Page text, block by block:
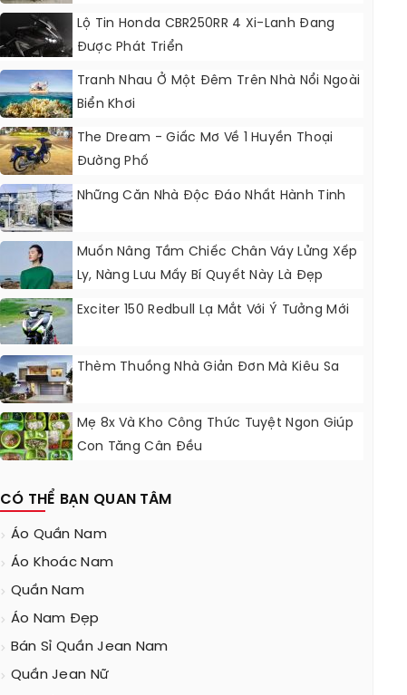
Lộ Tin Honda CBR250RR 4 Xi-Lanh Đang
Được Phát Triển
Tranh Nhau Ở Một Đêm Trên Nhà Nổi Ngoài
Biển Khơi
The Dream - Giấc Mơ Về 1 Huyền Thoại
Đường Phố
Những Căn Nhà Độc Đáo Nhất Hành Tinh
Muốn Nâng Tầm Chiếc Chân Váy Lửng Xếp
Ly, Nàng Lưu Mấy Bí Quyết Này Là Đẹp
Chẳng Kém Fashionista
Exciter 150 Redbull Lạ Mắt Với Ý Tưởng Mới
Thèm Thuồng Nhà Giản Đơn Mà Kiêu Sa
Mẹ 8x Và Kho Công Thức Tuyệt Ngon Giúp
Con Tăng Cân Đều
CÓ THỂ BẠN QUAN TÂM
Áo Quần Nam
Áo Khoác Nam
Quần Nam
Áo Nam Đẹp
Bán Sỉ Quần Jean Nam
Quần Jean Nữ